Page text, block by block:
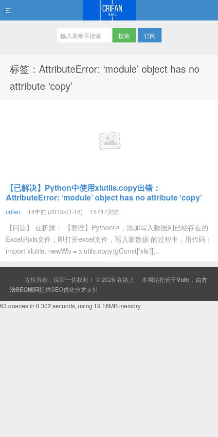
订阅
标签：AttributeError: ‘module’ object has no
attribute ‘copy’
【已解决】Python中使用xlutils.copy出错：
AttributeError: ‘module’ object has no attribute ‘copy’
crifan 14年前 (2013-01-16) 16747浏览
【问题】 在折腾： 【整理】Python中，添加写入数据到已经存在的
Excel的xls文件，即打开excel文件，写入新数据 的过程中，用代码：
import xlutils; newWb = xlutils.copy(gConst['xls'][...
版权所有，保留一切权利！ © 2026 在路上 本网站托管于Vultr ，由方
法SEO顾问提供SEO优化技术支持
63 queries in 0.302 seconds, using 19.16MB memory